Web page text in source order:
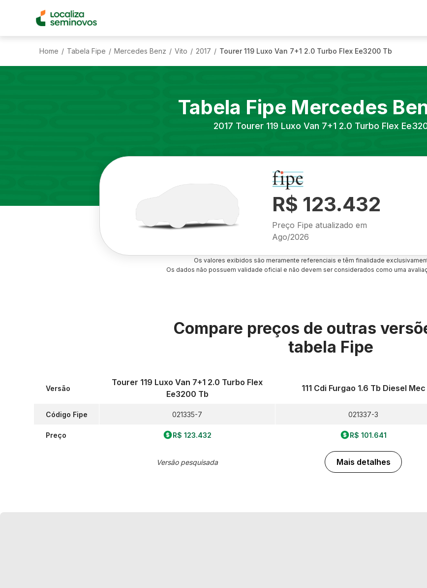
Home / Tabela Fipe / Mercedes Benz / Vito / 2017 / Tourer 119 Luxo Van 7+1 2.0 Turbo Flex Ee3200 Tb
Tabela Fipe Mercedes
2017 Tourer 119 Luxo Van 7+1 2.0 Turbo Flex
R$ 123.432
Preço Fipe atualizado em
Ago/2026
Os valores exibidos são meramente referenciais e têm finalidade
Os dados não possuem validade oficial e não devem ser considerados como uma
Compare preços de outras
tabela Fipe
Versão
Código Fipe
Preço
Tourer 119 Luxo Van 7+1 2.0 Turbo Flex
Ee3200 Tb
021335-7
R$ 123.432
Versão pesquisada
111 Cdi Furgao 1.6 Tb Diesel Mec
021337-3
R$ 101.641
Mais detalhes